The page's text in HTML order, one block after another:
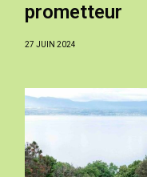
prometteur
27 JUIN 2024